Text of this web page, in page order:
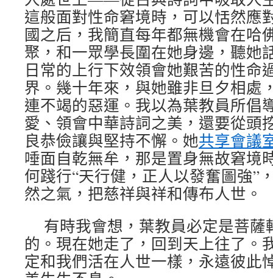
這般面對性命窘境時，可以恬然應
國之后，我簡直每年都無機會在哈
聚，和一眾學長圍在她身邊，聽她
日常的上行下效領會她艱苦的性命
界。幾十年來，與她雖非旦夕相處
連不竭的惡運。我以為葉教員所倡
愛、領會中華詩詞之美，還要從頭
良恭儉讓與堅持不懈。她共享會議
唾面自乾無牟，那是置身無故窘境
何踐行“天行健，正人以發奮圖強”
然之氣，把慈祥與祥和傳布人世。
有時我會想，葉教員必定是菩
的。現在她走了，回到天上往了。
定和我們活在人世一樣，永遠彼此